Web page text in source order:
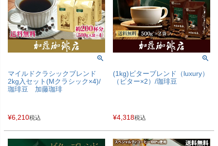
マイルドクラシックブレンド
2kg入セット(Mクラシック×4)/
珈琲豆 加藤珈琲
¥6,210税込
(1kg)ビターブレンド（luxury）
（ビター×2）/珈琲豆
¥4,318税込